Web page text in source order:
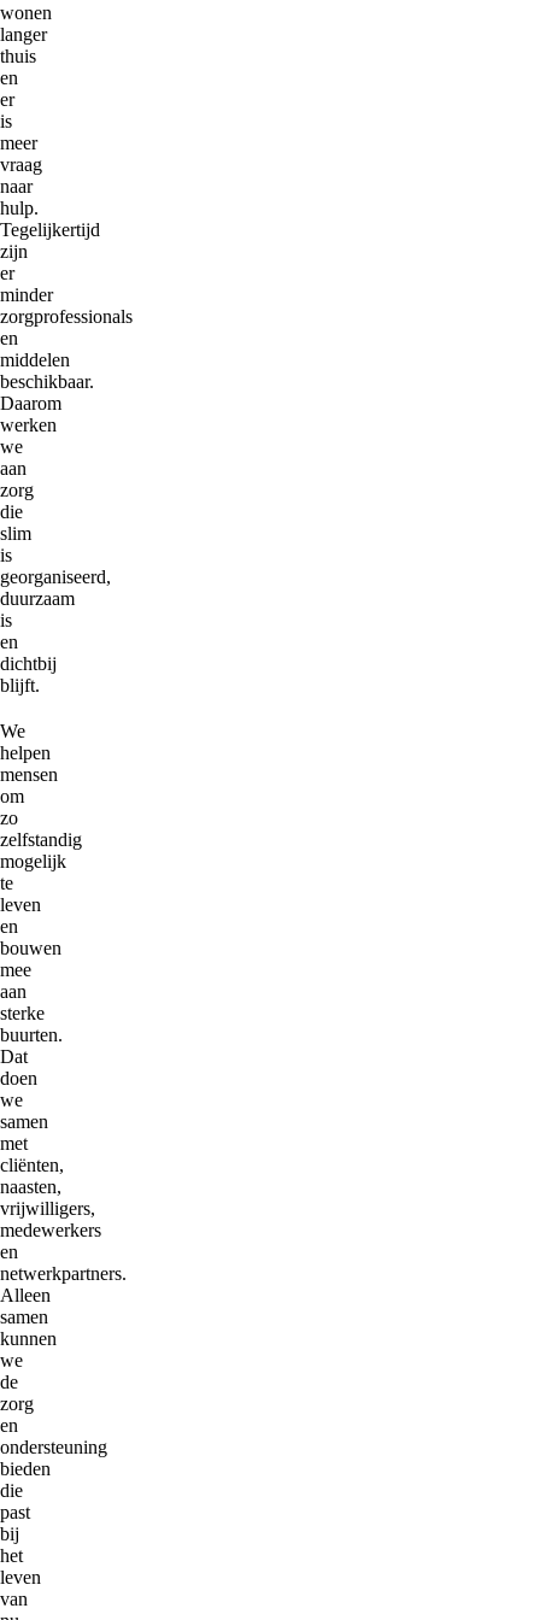
wonen
langer
thuis
en
er
is
meer
vraag
naar
hulp.
Tegelijkertijd
zijn
er
minder
zorgprofessionals
en
middelen
beschikbaar.
Daarom
werken
we
aan
zorg
die
slim
is
georganiseerd,
duurzaam
is
en
dichtbij
blijft.
We
helpen
mensen
om
zo
zelfstandig
mogelijk
te
leven
en
bouwen
mee
aan
sterke
buurten.
Dat
doen
we
samen
met
cliënten,
naasten,
vrijwilligers,
medewerkers
en
netwerkpartners.
Alleen
samen
kunnen
we
de
zorg
en
ondersteuning
bieden
die
past
bij
het
leven
van